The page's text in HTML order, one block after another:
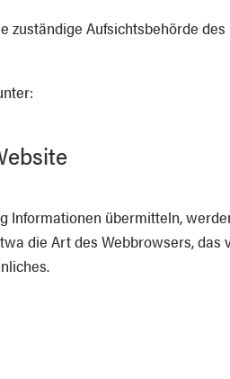
zuständige Aufsichtsbehörde
Informationen übermitteln,
die Art des Webbrowsers, das